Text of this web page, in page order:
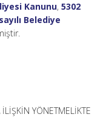
Kanunu, 5302
Belediye
YÖNETMELİKTE